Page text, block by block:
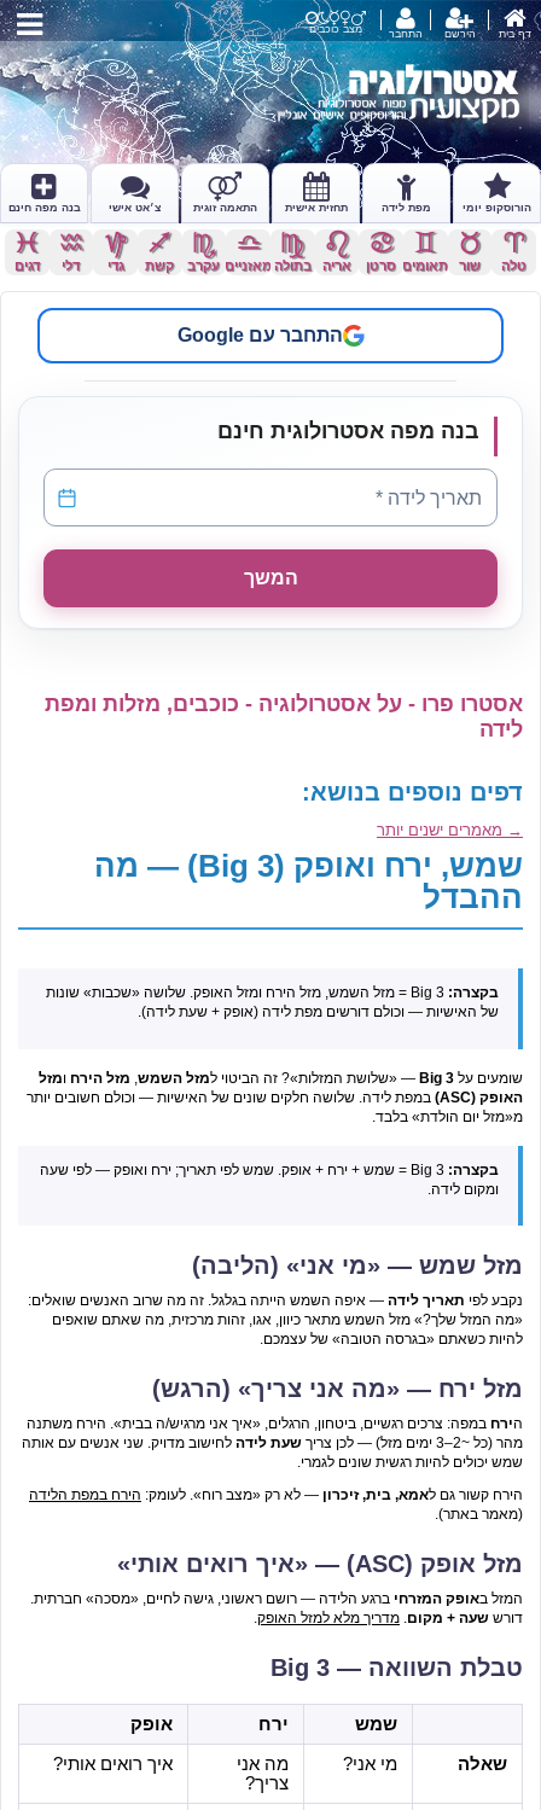
דף בית הירשם התחבר מצב כוכבים
הורוסקופ יומי מפת לידה תחזית אישית התאמה זוגית צ׳אט אישי בנה מפה חינם
a
טלה
s
שור
d
תאומים
f
סרטן
g
אריה
h
בתולה
j
מאזניים
k
עקרב
l
קשת
z
גדי
x
דלי
c
דגים
התחבר עם Google
בנה מפה אסטרולוגית חינם
תאריך לידה
תאריך לידה *
המשך
אסטרו פרו - על אסטרולוגיה - כוכבים, מזלות ומפת
לידה
דפים נוספים בנושא:
→ מאמרים ישנים יותר
שמש, ירח ואופק (Big 3) — מה
ההבדל
בקצרה:
Big 3 = מזל השמש, מזל הירח ומזל האופק. שלושה «שכבות» שונות
של האישיות — וכולם דורשים מפת לידה (אופק + שעת לידה).
שומעים על Big 3 — «שלושת המזלות»? זה הביטוי למזל השמש מזל הירח ומזל
האופק (ASC)
במפת לידה. שלושה חלקים שונים של האישיות — וכולם חשובים יותר
מ«מזל יום הולדת» בלבד.
בקצרה:
Big 3 = שמש + ירח + אופק. שמש לפי תאריך; ירח ואופק — לפי שעה
ומקום לידה.
מזל שמש — «מי אני» (הליבה)
נקבע לפי תאריך לידה — איפה השמש הייתה בגלגל. זה מה שרוב האנשים שואלים:
«מה המזל שלך?» מזל השמש מתאר כיוון, אגו, זהות מרכזית, מה שאתם שואפים
להיות כשאתם «בגרסה הטובה» של עצמכם.
מזל ירח — «מה אני צריך» (הרגש)
הירח במפה: צרכים רגשיים, ביטחון, הרגלים, «איך אני מרגיש/ה בבית». הירח משתנה
מהר (כל ~2–3 ימים מזל) — לכן צריך
שעת לידה לחישוב מדויק. שני אנשים עם אותה
שמש יכולים להיות רגשית שונים לגמרי.
הירח קשור גם לאמא, בית, זיכרון — לא רק «מצב רוח». לעומק: הירח במפת הלידה
(מאמר באתר).
מזל אופק (ASC) — «איך רואים אותי»
המזל באופק המזרחי ברגע הלידה — רושם ראשוני, גישה לחיים, «מסכה» חברתית.
דורש שעה + מקום. מדריך מלא למזל האופק.
טבלת השוואה — Big 3
שמש ירח
אופק
שאלה
מי אני?
מה אני
צריך?
איך רואים אותי?